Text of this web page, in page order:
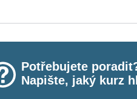
Potřebujete
Napište, jaký kurz